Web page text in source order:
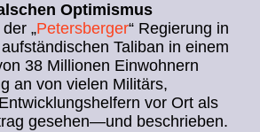
Optimismus
„Petersberger“ Regierung in
Taliban in einem
38 Millionen Einwohnern
an von vielen Militärs,
vor Ort als
gesehen—und beschrieben.